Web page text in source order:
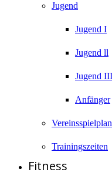
Jugend
Jugend I
Jugend ll
Jugend III
Anfänger
Vereinsspielplan
Trainingszeiten
Fitness